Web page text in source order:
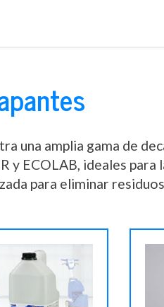
una amplia gama de
y ECOLAB, ideales
para eliminar